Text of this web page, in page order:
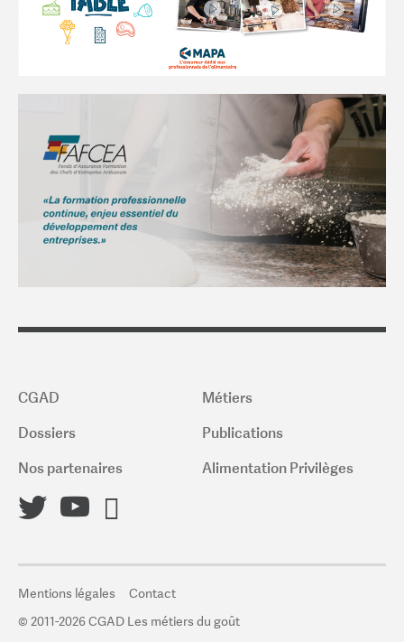
CGAD
Métiers
Dossiers
Publications
Nos partenaires
Alimentation Privilèges
Mentions légales
Contact
© 2011-2026 CGAD Les métiers du goût